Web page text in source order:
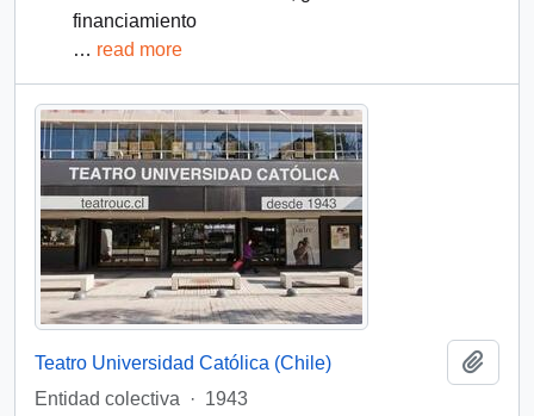
financiamiento
… read more
Teatro Universidad Católica (Chile)
Entidad colectiva
· 1943